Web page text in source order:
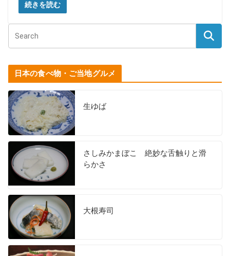
続きを読む
日本の食べ物・ご当地グルメ
生ゆば
さしみかまぼこ 絶妙な舌触りと滑
らかさ
大根寿司